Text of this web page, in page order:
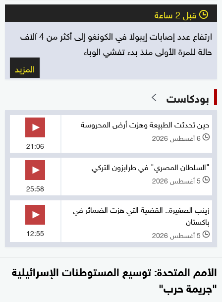
l قبل 2 ساعة
ارتفاع عدد إصابات إيبولا في الكونغو إلى أكثر من 4 آلاف
حالة للمرة الأولى منذ بدء تفشي الوباء
المزيد
بودكاست
حين تحدثت الطبيعة وهزت أرض المحروسة
l 6 أغسطس 2026
21:06
"السلطان المصري" في طرابزون التركي
l 5 أغسطس 2026
25:58
زينب الصغيرة.. القضية التي هزت الضمائر في
باكستان
l 5 أغسطس 2026 12:55
الأمم المتحدة: توسيع المستوطنات الإسرائيلية
"جريمة حرب"